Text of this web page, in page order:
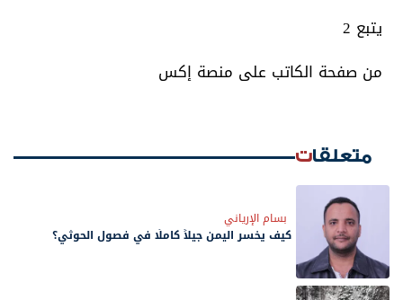
يتبع 2
من صفحة الكاتب على منصة إكس
متعلقات
بسام الإرياني
كيف يخسر اليمن جيلاً كاملًا في فصول الحوثي؟